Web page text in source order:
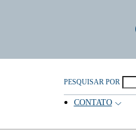
PESQUISAR POR
CONTATO